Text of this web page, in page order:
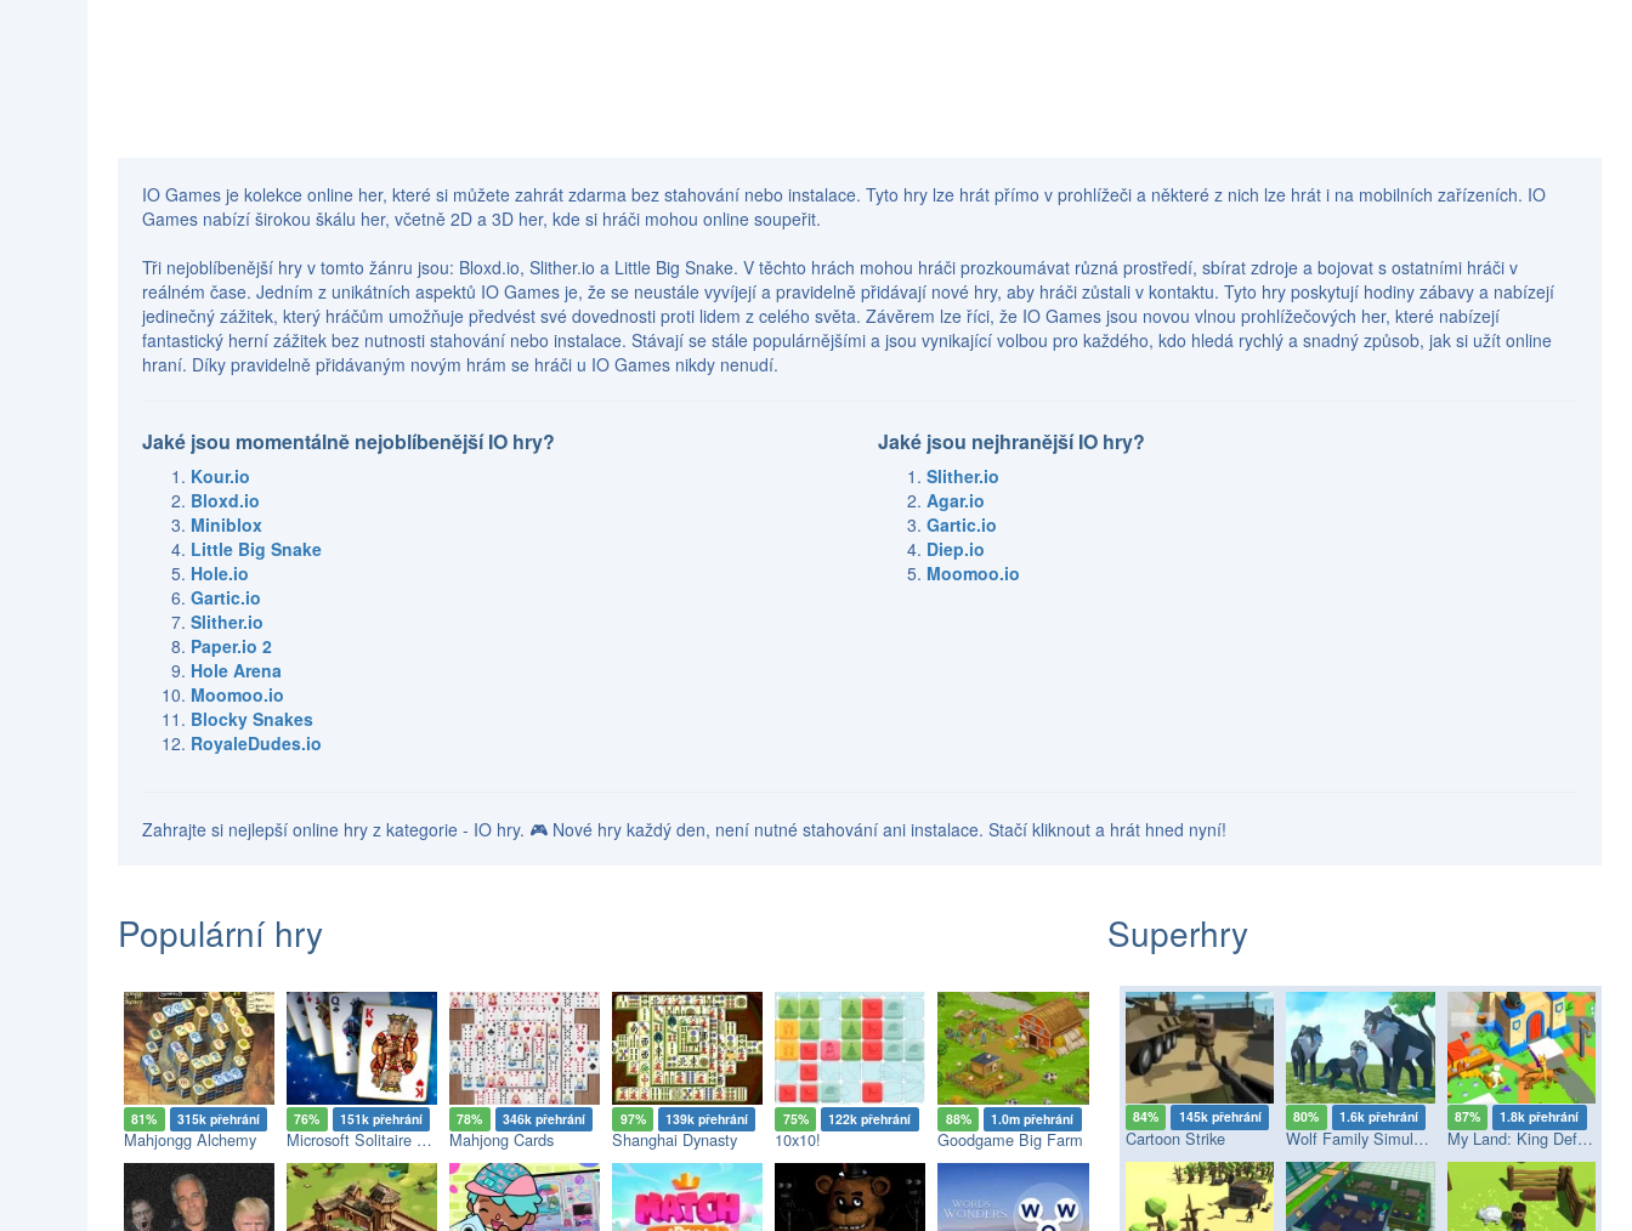
IO Games je kolekce online her, které si můžete zahrát zdarma bez stahování nebo instalace. Tyto hry lze hrát přímo v prohlížeči a některé z nich lze hrát i na mobilních zařízeních. IO
Games nabízí širokou škálu her, včetně 2D a 3D her, kde si hráči mohou online soupeřit.
Tři nejoblíbenější hry v tomto žánru jsou: Bloxd.io, Slither.io a Little Big Snake. V těchto hrách mohou hráči prozkoumávat různá prostředí, sbírat zdroje a bojovat s ostatními hráči v
reálném čase. Jedním z unikátních aspektů IO Games je, že se neustále vyvíjejí a pravidelně přidávají nové hry, aby hráči zůstali v kontaktu. Tyto hry poskytují hodiny zábavy a nabízejí
jedinečný zážitek, který hráčům umožňuje předvést své dovednosti proti lidem z celého světa. Závěrem lze říci, že IO Games jsou novou vlnou prohlížečových her, které nabízejí
fantastický herní zážitek bez nutnosti stahování nebo instalace. Stávají se stále populárnějšími a jsou vynikající volbou pro každého, kdo hledá rychlý a snadný způsob, jak si užít online
hraní. Díky pravidelně přidávaným novým hrám se hráči u IO Games nikdy nenudí.
Jaké jsou momentálně nejoblíbenější IO hry?
Kour.io
Bloxd.io
Miniblox
Little Big Snake
Hole.io
Gartic.io
Slither.io
Paper.io 2
Hole Arena
Moomoo.io
Blocky Snakes
RoyaleDudes.io
Jaké jsou nejhranější IO hry?
Slither.io
Agar.io
Gartic.io
Diep.io
Moomoo.io
Zahrajte si nejlepší online hry z kategorie - IO hry. 🎮 Nové hry každý den, není nutné stahování ani instalace. Stačí kliknout a hrát hned nyní!
Populární hry
81% 315k přehrání
Mahjongg Alchemy
76% 151k přehrání
Microsoft Solitaire Collection
78% 346k přehrání
Mahjong Cards
97% 139k přehrání
Shanghai Dynasty
75% 122k přehrání
10x10!
88% 1.0m přehrání
Goodgame Big Farm
Superhry
84% 145k přehrání
Cartoon Strike
80% 1.6k přehrání
Wolf Family Simulator
87% 1.8k přehrání
My Land: King Defender